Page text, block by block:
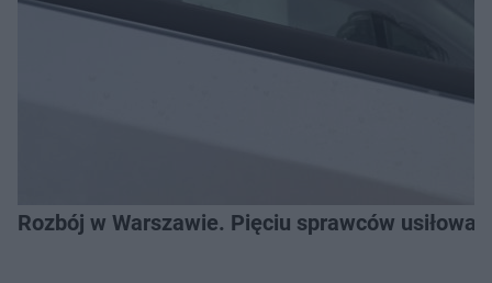
Rozbój w Warszawie. Pięciu sprawców